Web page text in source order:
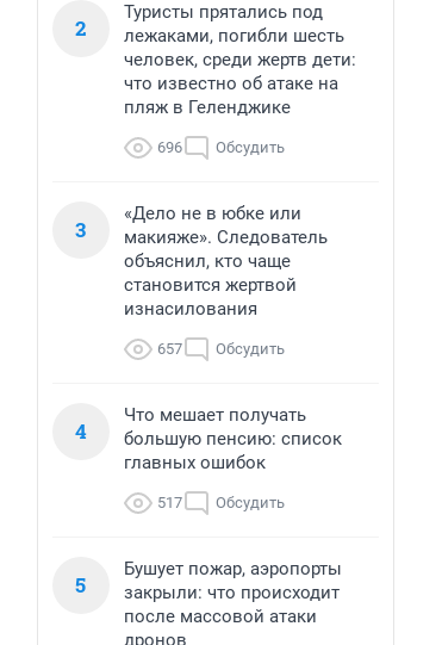
2
Туристы прятались под
лежаками, погибли шесть
человек, среди жертв дети:
что известно об атаке на
пляж в Геленджике
696 Обсудить
3
«Дело не в юбке или
макияже». Следователь
объяснил, кто чаще
становится жертвой
изнасилования
657 Обсудить
4
Что мешает получать
большую пенсию: список
главных ошибок
517 Обсудить
5
Бушует пожар, аэропорты
закрыли: что происходит
после массовой атаки
дронов